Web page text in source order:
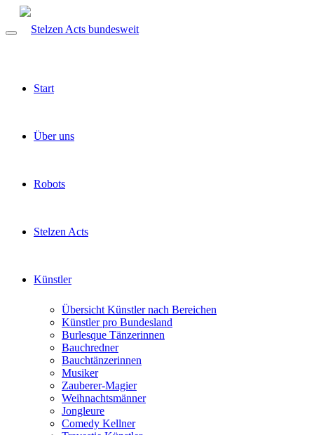
Start
Über uns
Robots
Stelzen Acts
Künstler
Übersicht Künstler nach Bereichen
Künstler pro Bundesland
Burlesque Tänzerinnen
Bauchredner
Bauchtänzerinnen
Musiker
Zauberer-Magier
Weihnachtsmänner
Jongleure
Comedy Kellner